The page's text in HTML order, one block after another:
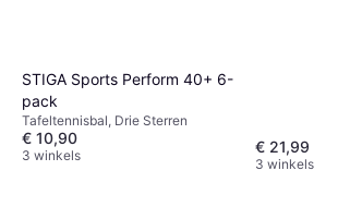
STIGA Sports Perform 40+ 6-
pack
Tafeltennisbal, Drie Sterren
€ 10,90
3 winkels € 21,99
3 winkels